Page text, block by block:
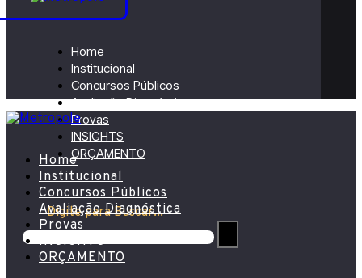
Home
Institucional
Concursos Públicos
Avaliação Diagnóstica
Provas
INSIGHTS
ORÇAMENTO
Digite para Buscar...
Home
Institucional
Concursos Públicos
Avaliação Diagnóstica
Provas
INSIGHTS
ORÇAMENTO